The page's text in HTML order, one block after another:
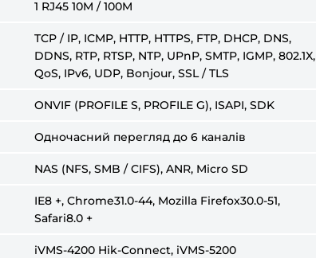
1 RJ45 10M / 100M
TCP / IP, ICMP, HTTP, HTTPS, FTP, DHCP, DNS,
DDNS, RTP, RTSP, NTP, UPnP, SMTP, IGMP, 802.1X,
QoS, IPv6, UDP, Bonjour, SSL / TLS
ONVIF (PROFILE S, PROFILE G), ISAPI, SDK
Одночасний перегляд до 6 каналів
NAS (NFS, SMB / CIFS), ANR, Micro SD
IE8 +, Chrome31.0-44, Mozilla Firefox30.0-51,
Safari8.0 +
iVMS-4200 Hik-Connect, iVMS-5200